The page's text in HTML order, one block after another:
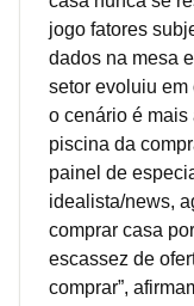
jogo fatores
dados na mesa
setor evoluiu
o cenário é mais
piscina da
painel de
idealista/news,
comprar casa
escassez de
comprar”,